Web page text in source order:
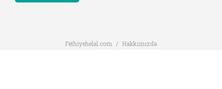
You are here:
Fethiyehelal.com Hakkımızda